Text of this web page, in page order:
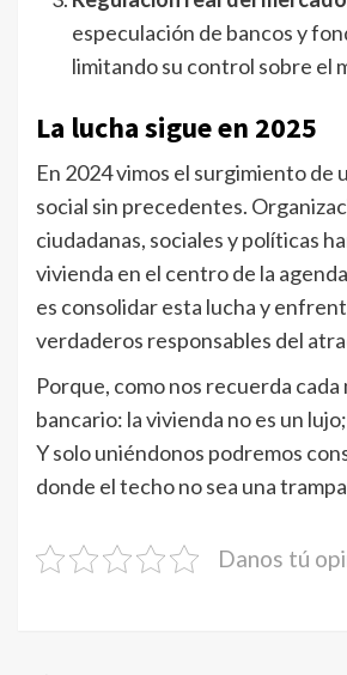
especulación de bancos y
limitando su control sobre el
La lucha sigue en 2025
En 2024 vimos el surgimiento de
social sin precedentes.
ciudadanas, sociales y políticas
vivienda en el centro de la
es consolidar esta lucha y
verdaderos responsables del
Porque, como nos recuerda
bancario: la vivienda no es un
Y solo uniéndonos podremos
donde el techo no sea una
Danos tú